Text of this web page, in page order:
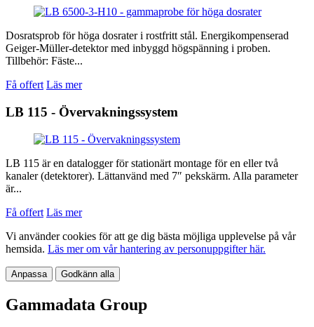
Dosratsprob för höga dosrater i rostfritt stål. Energikompenserad
Geiger-Müller-detektor med inbyggd högspänning i proben.
Tillbehör: Fäste...
Få offert Läs mer
LB 115 - Övervakningssystem
LB 115 är en datalogger för stationärt montage för en eller två
kanaler (detektorer). Lättanvänd med 7″ pekskärm. Alla parameter
är...
Få offert Läs mer
Vi använder cookies för att ge dig bästa möjliga upplevelse på vår
hemsida. Läs mer om vår hantering av personuppgifter här.
Anpassa Godkänn alla
Gammadata Group